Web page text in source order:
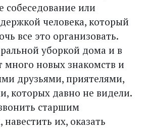
собеседование или
человека, который
все это организовать.
уборкой дома и в
много новых знакомств и
друзьями, приятелями,
которых давно не видели.
старшим
их, оказать